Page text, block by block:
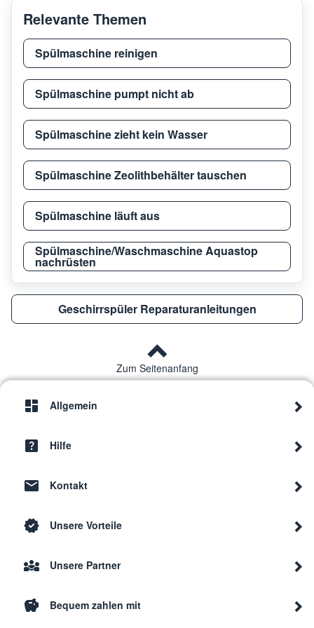
Thermador
Thermador
Thermador
Thermador
Thermador
Thermador
Thermador
Relevante Themen
Spülmaschine reinigen
Spülmaschine pumpt nicht ab
Spülmaschine zieht kein Wasser
Spülmaschine Zeolithbehälter tauschen
Spülmaschine läuft aus
Spülmaschine/Waschmaschine Aquastop
nachrüsten
Geschirrspüler Reparaturanleitungen
Zum Seitenanfang
Allgemein
Hilfe
Kontakt
Unsere Vorteile
Unsere Partner
Bequem zahlen mit